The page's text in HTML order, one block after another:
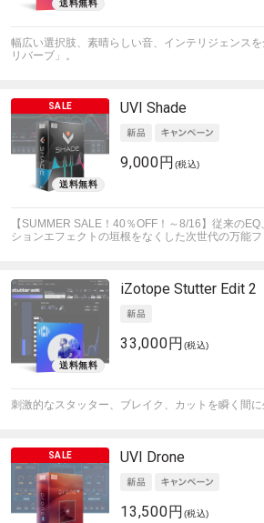
幅広い選択肢、素晴らしい音、インテリジェンスを
リバーブ」。
UVI Shade
9,000円 (税込)
【SUMMER SALE！40％OFF！～8/16】従来の
ションエフェクトの垣根をなくした次世代の万能フ
iZotope Stutter Edit 2
33,000円 (税込)
刺激的なスタッター、ブレイク、カットを瞬く間に
UVI Drone
13,500円 (税込)